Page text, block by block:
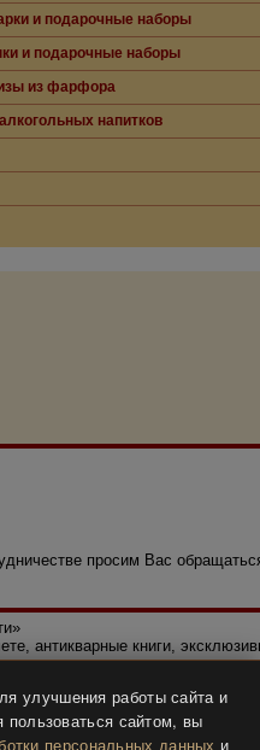
и подарочные наборы
и подарочные наборы
из фарфора
напитков
просим Вас
антикварные книги,
улучшения работы сайта и
сайтом, вы
персональных данных и